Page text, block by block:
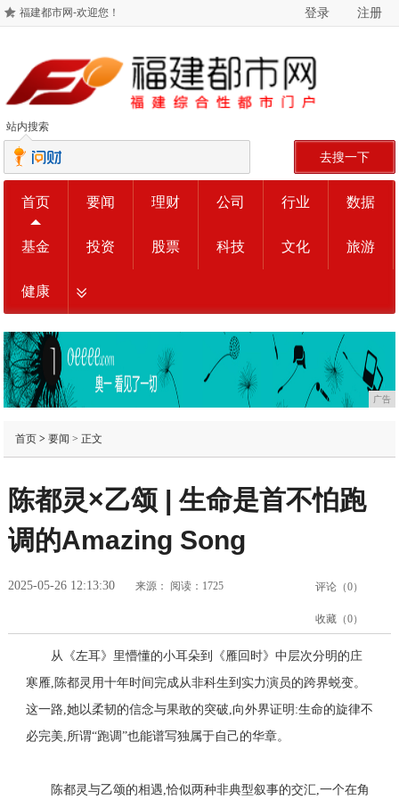
福建都市网-欢迎您！ 登录 注册
站内搜索
去搜一下
首页 要闻 理财 公司 行业 数据
基金 投资 股票 科技 文化 旅游
健康
广告
首页> 要闻 > 正文
陈都灵×乙颂 | 生命是首不怕跑
调的Amazing Song
2025-05-26 12:13:30 来源： 阅读：1725 评论（0）
收藏（0）
从《左耳》里懵懂的小耳朵到《雁回时》中层次分明的庄
寒雁,陈都灵用十年时间完成从非科生到实力演员的跨界蜕变。
这一路,她以柔韧的信念与果敢的突破,向外界证明:生命的旋律不
必完美,所谓“跑调”也能谱写独属于自己的华章。
陈都灵与乙颂的相遇,恰似两种非典型叙事的交汇,一个在角